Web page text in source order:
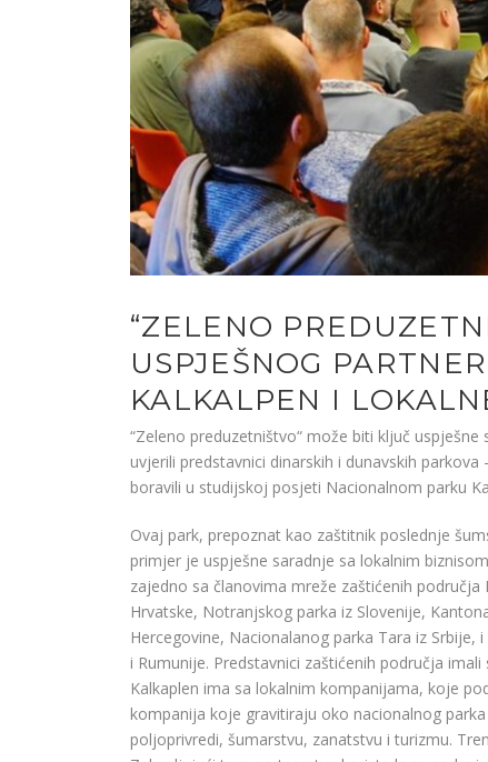
“ZELENO
USPJEŠNOG
KALKALPEN I
“Zeleno preduzetništvo“ može biti ključ
uvjerili predstavnici dinarskih i dunavskih
boravili u studijskoj posjeti Nacionalnom parku
Ovaj park, prepoznat kao zaštitnik poslednje
primjer je uspješne saradnje sa lokalnim
zajedno sa članovima mreže zaštićenih
Hrvatske, Notranjskog parka iz Slovenije,
Hercegovine, Nacionalanog parka Tara iz
i Rumunije. Predstavnici zaštićenih područja
Kalkaplen ima sa lokalnim kompanijama, koje
kompanija koje gravitiraju oko nacionalnog
poljoprivredi, šumarstvu, zanatstvu i turizmu.